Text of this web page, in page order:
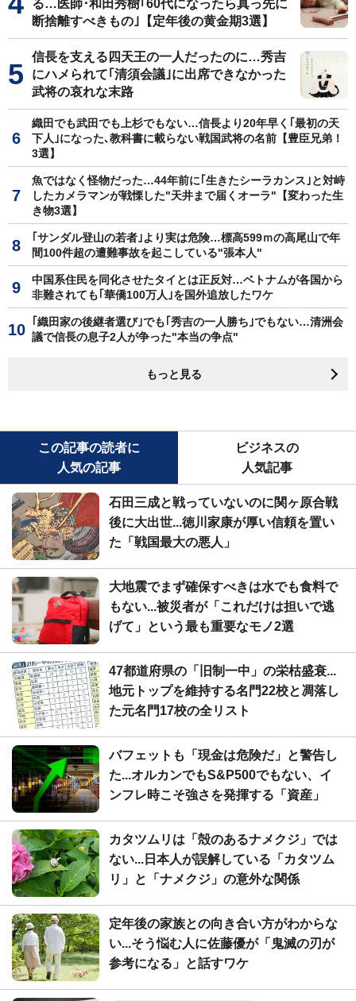
る…医師･和田秀樹｢60代になったら真っ先に
断捨離すべきもの｣【定年後の黄金期3選】
信長を支える四天王の一人だったのに…秀吉
にハメられて｢清須会議｣に出席できなかった
武将の哀れな末路
織田でも武田でも上杉でもない…信長より20年早く｢最初の天
下人｣になった､教科書に載らない戦国武将の名前【豊臣兄弟！
3選】
魚ではなく怪物だった…44年前に｢生きたシーラカンス｣と対峙
したカメラマンが戦慄した"天井まで届くオーラ"【変わった生
き物3選】
｢サンダル登山の若者｣より実は危険…標高599ｍの高尾山で年
間100件超の遭難事故を起こしている"張本人"
中国系住民を同化させたタイとは正反対…ベトナムが各国から
非難されても｢華僑100万人｣を国外追放したワケ
｢織田家の後継者選び｣でも｢秀吉の一人勝ち｣でもない…清洲会
議で信長の息子2人が争った"本当の争点"
もっと見る
この記事の読者に
人気の記事
ビジネスの
人気記事
石田三成と戦っていないのに関ヶ原合戦
後に大出世...徳川家康が厚い信頼を置い
た「戦国最大の悪人」
大地震でまず確保すべきは水でも食料で
もない...被災者が「これだけは担いで逃
げて」という最も重要なモノ2選
47都道府県の「旧制一中」の栄枯盛衰...
地元トップを維持する名門22校と凋落し
た元名門17校の全リスト
バフェットも「現金は危険だ」と警告し
た...オルカンでもS&P500でもない、イ
ンフレ時こそ強さを発揮する「資産」
カタツムリは「殻のあるナメクジ」では
ない...日本人が誤解している「カタツム
リ」と「ナメクジ」の意外な関係
定年後の家族との向き合い方がわからな
い...そう悩む人に佐藤優が「鬼滅の刃が
参考になる」と話すワケ